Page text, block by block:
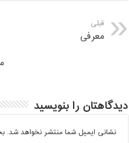
قبلی
معرفی
دیدگاهتان را بنویسید
نشانی ایمیل شما منتشر نخواهد شد.